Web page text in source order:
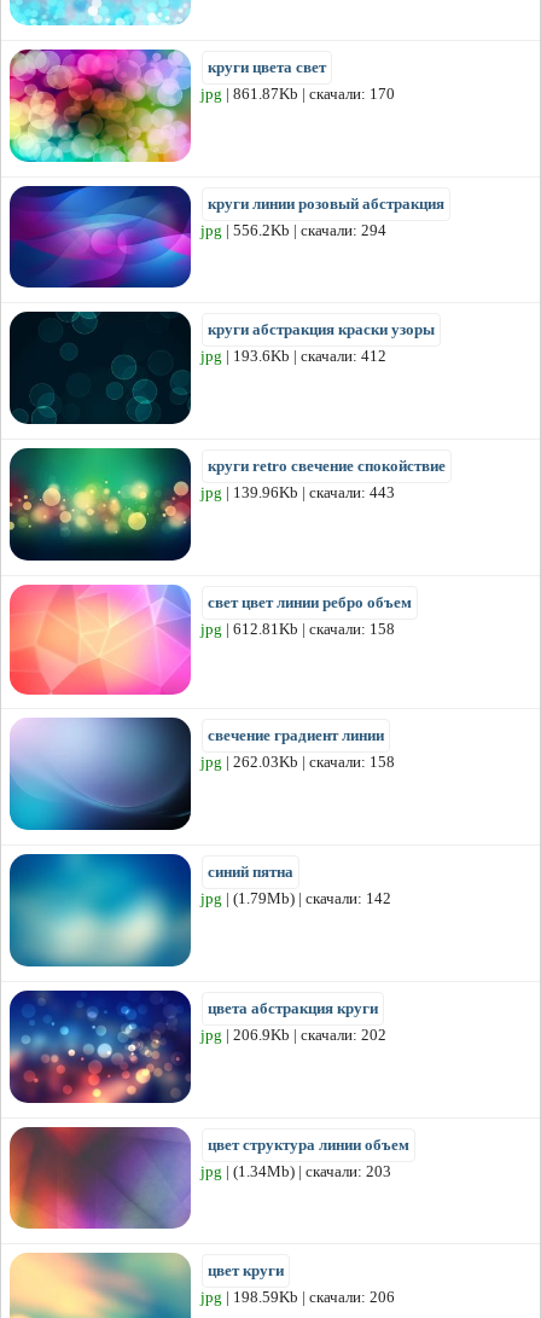
круги цвета свет
jpg | 861.87Kb | скачали: 170
круги линии розовый абстракция
jpg | 556.2Kb | скачали: 294
круги абстракция краски узоры
jpg | 193.6Kb | скачали: 412
круги retro свечение спокойствие
jpg | 139.96Kb | скачали: 443
свет цвет линии ребро объем
jpg | 612.81Kb | скачали: 158
свечение градиент линии
jpg | 262.03Kb | скачали: 158
синий пятна
jpg | (1.79Mb) | скачали: 142
цвета абстракция круги
jpg | 206.9Kb | скачали: 202
цвет структура линии объем
jpg | (1.34Mb) | скачали: 203
цвет круги
jpg | 198.59Kb | скачали: 206